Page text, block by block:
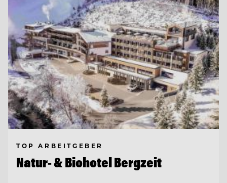
TOP ARBEITGEBER
Natur- & Biohotel Bergzeit